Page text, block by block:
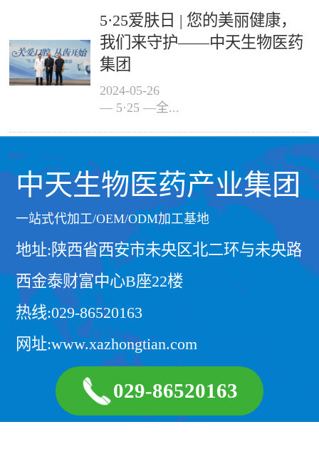
5·25爱肤日 | 您的美丽健康，
我们来守护——中天生物医药
集团
2024-05-26
— 5·25 —全...
中天生物医药产业集团
一站式代加工/OEM/ODM加工基地
地址:陕西省西安市未央区北二环与未央路
西金泰财富中心B座22楼
热线:029-86520163
网址:www.xazhongtian.com
029-86520163